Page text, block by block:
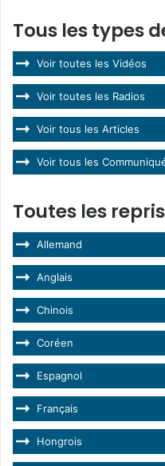
Tous les types
Voir toutes les Vidéos
Voir toutes les Radios
Voir tous les Articles
Voir tous les
Toutes les
Allemand
Anglais
Chinois
Coréen
Espagnol
Français
Hongrois